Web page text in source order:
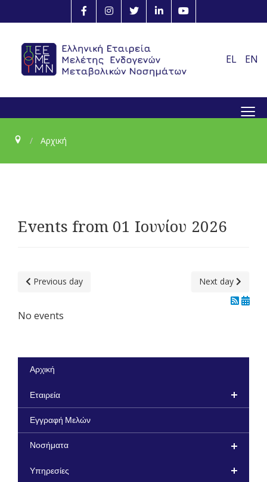
EL EN
≡
Αρχική
Events from 01 Ιουνίου 2026
Previous day Next day
No events
Αρχική
Εταιρεία
Εγγραφή Μελών
Νοσήματα
Υπηρεσίες